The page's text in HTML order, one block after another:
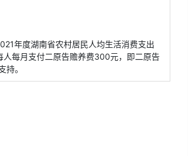
年度湖南省农村居民人均生活消费支出
每月支付二原告赡养费300元，即二原告
。